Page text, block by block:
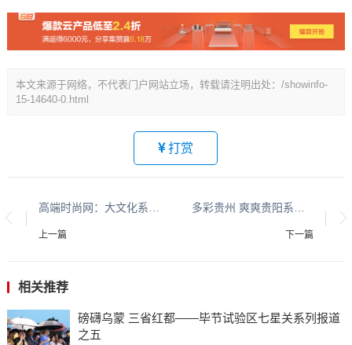
本文来源于网络，不代表门户网站立场，转载请注明出处：/showinfo-
15-14640-0.html
打赏
上一篇 下一篇
相关推荐
磅礴乌蒙 三省红都——毕节试验区七星关系列报道
之五